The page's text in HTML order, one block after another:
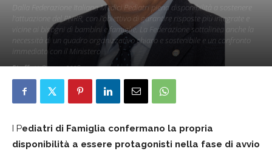
Dalla Federazione Italiana Medici Pediatri piena disponibilità a sostenere
l’attuazione del PNRR, con l’obiettivo di garantire risposte più integrate e
vicine ai bisogni di bambini e famiglie. La Federazione sottolinea anche la
necessità di un quadro organizzativo chiaro e sostenibile e un confronto
immediato con il Ministero
Staff 11 Giugno 2026
I Pediatri di Famiglia confermano la propria
disponibilità a essere protagonisti nella fase di avvio